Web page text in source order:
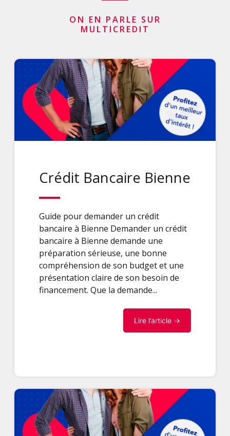
ON EN PARLE SUR
MULTICREDIT
Crédit Bancaire Bienne
Guide pour demander un crédit
bancaire à Bienne Demander un crédit
bancaire à Bienne demande une
préparation sérieuse, une bonne
compréhension de son budget et une
présentation claire de son besoin de
financement. Que la demande...
Lire l’article →